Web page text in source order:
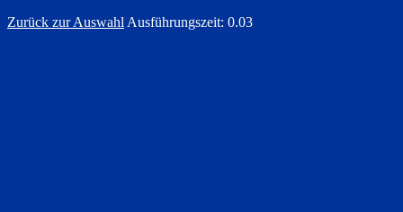
Zurück zur Auswahl Ausführungszeit: 0.03